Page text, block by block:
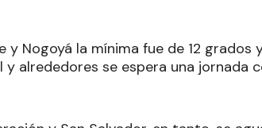
y Nogoyá la mínima fue de 12 grados
alrededores se espera una jornada